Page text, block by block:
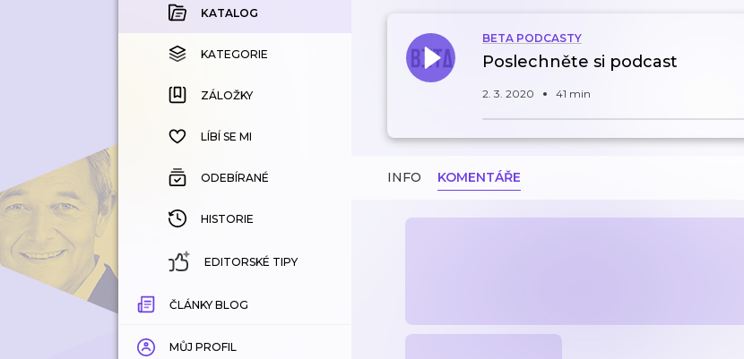
KOUPENÉ
KATEGORIE
ZÁLOŽKY
HISTORIE
KATALOG
KATEGORIE
ZÁLOŽKY
LÍBÍ SE MI
ODEBÍRANÉ
HISTORIE
EDITORSKÉ TIPY
ČLÁNKY BLOG
MŮJ PROFIL
BETA PODCASTY
Poslechněte si podcast
2. 3. 2020 41 min
INFO KOMENTÁŘE